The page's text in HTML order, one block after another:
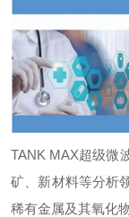
TANK MAX超级微波可
矿、新材料等分
稀有金属及其氧化物